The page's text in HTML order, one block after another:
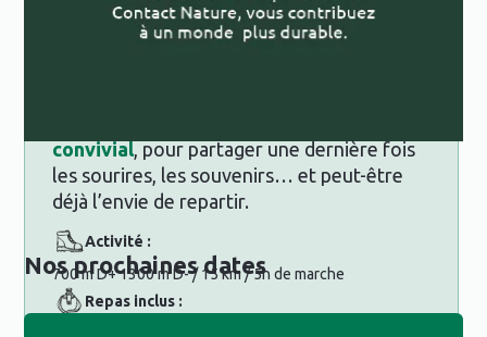
rejoindre lastation du Sauze.
dernier sentier forestiernous guide
convivial, pour partager une dernière fois
les sourires, les souvenirs… et peut-être
déjà l’envie de repartir.
Activité :
700 m D+ 1300 m D- / 15 km / 5h de marche
Repas inclus :
Nos prochaines dates